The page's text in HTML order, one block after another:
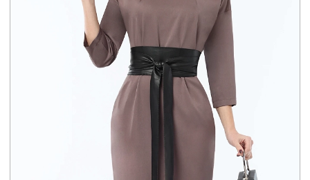
КОНТАКТЫ